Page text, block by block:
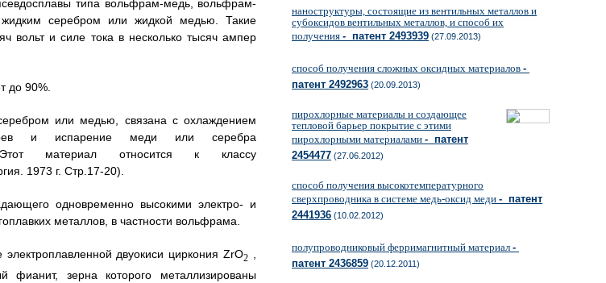
типа вольфрам-медь, вольфрам-
серебром или жидкой медью. Такие
вольт и силе тока в несколько тысяч ампер
до 90%.
или медью, связана с охлаждением
и испарение меди или серебра
материал относится к классу
1973 г. Стр.17-20).
одновременно высокими электро- и
металлов, в частности вольфрама.
двуокиси циркония ZrO2 ,
фианит, зерна которого металлизированы
наноструктуры, состоящие из вентильных металлов и
субоксидов вентильных металлов, и способ их
получения - патент 2493939 (27.09.2013)
способ получения сложных оксидных материалов -
патент 2492963 (20.09.2013)
пирохлорные материалы и создающее
тепловой барьер покрытие с этими
пирохлорными материалами - патент
2454477 (27.06.2012)
способ получения высокотемпературного
сверхпроводника в системе медь-оксид меди - патент
2441936 (10.02.2012)
полупроводниковый ферримагнитный материал -
патент 2436859 (20.12.2011)